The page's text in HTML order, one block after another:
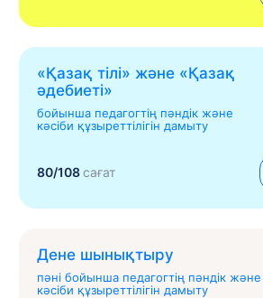
«Қазақ тілі» жəне «Қазақ
əдебиеті»
бойынша педагогтің пәндік және
кәсіби құзыреттілігін дамыту
80/108сағат
Дене шынықтыру
пәні бойынша педагогтің пәндік және
кәсіби құзыреттілігін дамыту